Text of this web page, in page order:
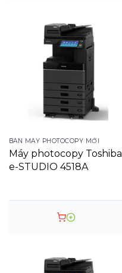
BÁN MÁY PHOTOCOPY MỚI
Máy photocopy Toshiba
e-STUDIO 4518A